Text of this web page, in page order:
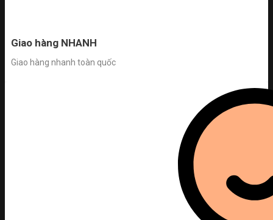
Giao hàng NHANH
Giao hàng nhanh toàn quốc